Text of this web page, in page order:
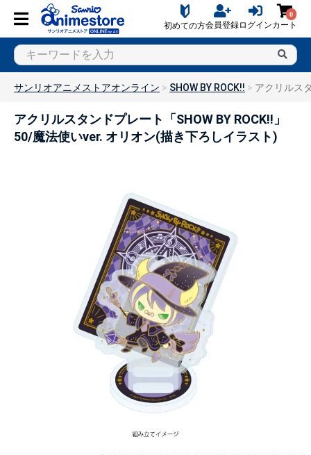
初めての方会員登録ログイン
0
カート
サンリオアニメストアオンライン SHOW BY ROCK!! アクリルス
アクリルスタンドプレート「SHOW BY ROCK!!」
50/魔法使いver. オリオン(描き下ろしイラスト)